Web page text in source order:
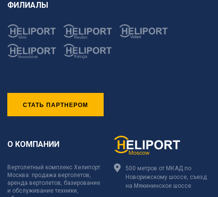
ФИЛИАЛЫ
СТАТЬ ПАРТНЕРОМ
О КОМПАНИИ
Вертолетный комплекс Хелипорт
Москва: продажа вертолетов,
аренда вертолетов, базирование
и обслуживание техники,
500 метров от МКАД по
Новорижскому шоссе, съезд
на Мякининское шоссе.